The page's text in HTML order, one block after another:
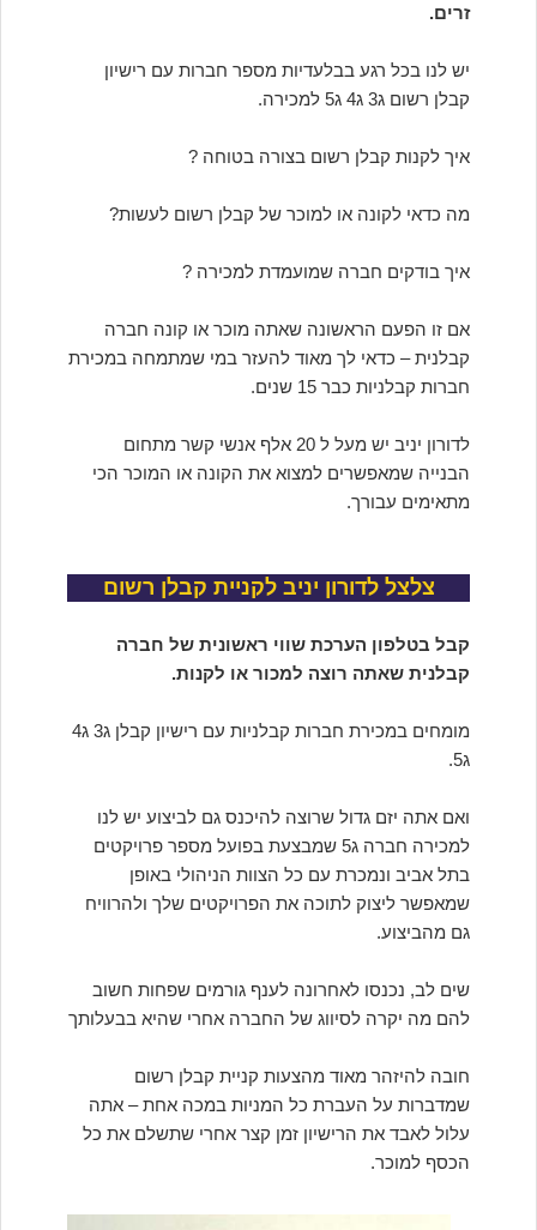
זרים.
יש לנו בכל רגע בבלעדיות מספר חברות עם רישיון
קבלן רשום ג3 ג4 ג5 למכירה.
איך לקנות קבלן רשום בצורה בטוחה ?
מה כדאי לקונה או למוכר של קבלן רשום לעשות?
איך בודקים חברה שמועמדת למכירה ?
אם זו הפעם הראשונה שאתה מוכר או קונה חברה
קבלנית – כדאי לך מאוד להעזר במי שמתמחה במכירת
חברות קבלניות כבר 15 שנים.
לדורון יניב יש מעל ל 20 אלף אנשי קשר מתחום
הבנייה שמאפשרים למצוא את הקונה או המוכר הכי
מתאימים עבורך.
צלצל לדורון יניב לקניית קבלן רשום
קבל בטלפון הערכת שווי ראשונית של חברה
קבלנית שאתה רוצה למכור או לקנות.
מומחים במכירת חברות קבלניות עם רישיון קבלן ג3 ג4
ג5.
ואם אתה יזם גדול שרוצה להיכנס גם לביצוע יש לנו
למכירה חברה ג5 שמבצעת בפועל מספר פרויקטים
בתל אביב ונמכרת עם כל הצוות הניהולי באופן
שמאפשר ליצוק לתוכה את הפרויקטים שלך ולהרוויח
גם מהביצוע.
שים לב, נכנסו לאחרונה לענף גורמים שפחות חשוב
להם מה יקרה לסיווג של החברה אחרי שהיא בבעלותך
חובה להיזהר מאוד מהצעות קניית קבלן רשום
שמדברות על העברת כל המניות במכה אחת – אתה
עלול לאבד את הרישיון זמן קצר אחרי שתשלם את כל
הכסף למוכר.